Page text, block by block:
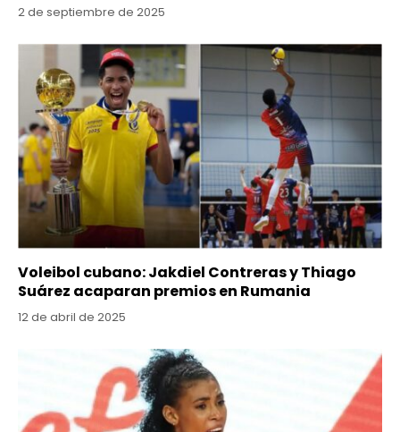
2 de septiembre de 2025
Voleibol cubano: Jakdiel Contreras y Thiago
Suárez acaparan premios en Rumania
12 de abril de 2025